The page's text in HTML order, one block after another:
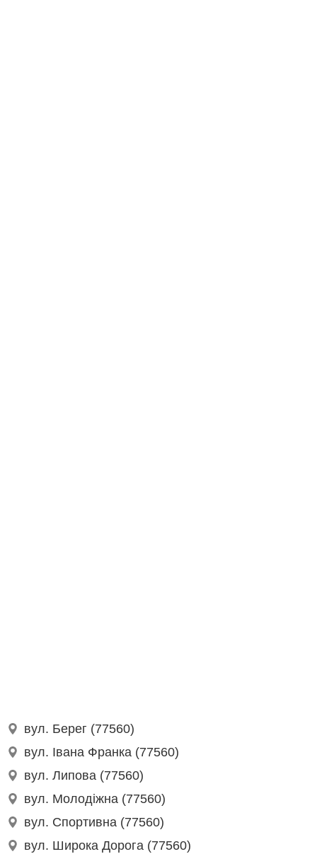
вул. Берег (77560)
вул. Івана Франка (77560)
вул. Липова (77560)
вул. Молодіжна (77560)
вул. Спортивна (77560)
вул. Широка Дорога (77560)